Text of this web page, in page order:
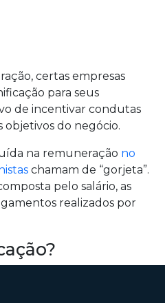
certas empresas
para seus
de incentivar condutas
objetivos do negócio.
na remuneração no
chamam de “gorjeta”.
pelo salário, as
realizados por